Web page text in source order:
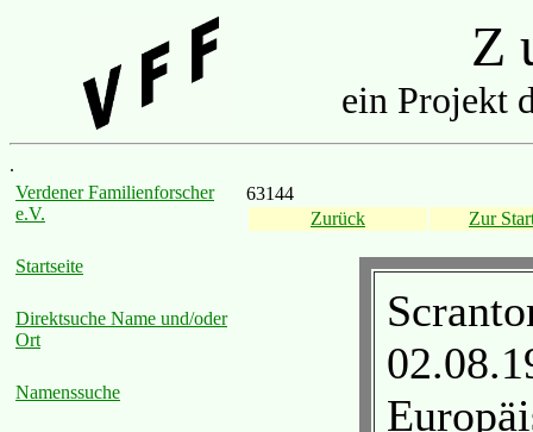
Z
ein Projekt
.
Verdener Familienforscher
e.V.
Startseite
Direktsuche Name und/oder
Ort
Namenssuche
63144
Zurück
Zur